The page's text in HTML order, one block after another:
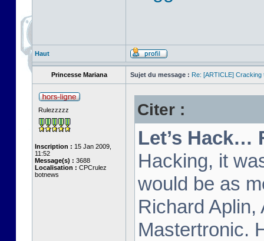
Haut
Princesse Mariana Sujet du message : Re: [ARTICLE] Cracking
Rulezzzzz
Inscription : 15 Jan 2009,
11:52
Message(s) : 3688
Localisation : CPCrulez
botnews
Citer :
Let’s Hack…
Hacking, it
would be as
Richard
Mastertronic.